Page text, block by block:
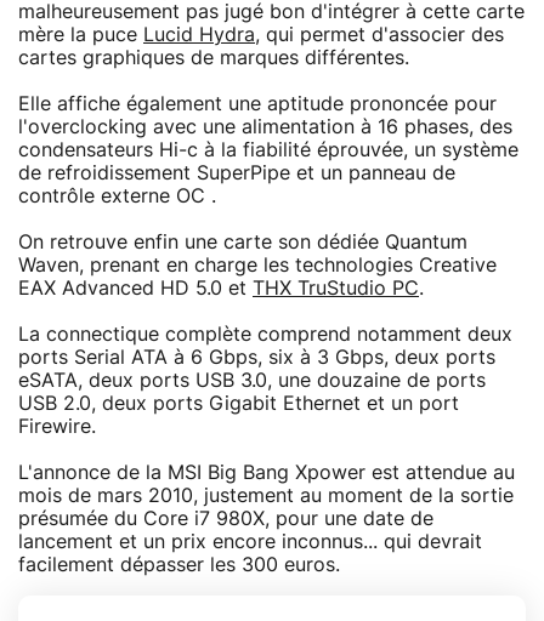
malheureusement pas jugé bon d'intégrer à cette carte
mère la puce Lucid Hydra, qui permet d'associer des
cartes graphiques de marques différentes.
Elle affiche également une aptitude prononcée pour
l'overclocking avec une alimentation à 16 phases, des
condensateurs Hi-c à la fiabilité éprouvée, un système
de refroidissement SuperPipe et un panneau de
contrôle externe OC .
On retrouve enfin une carte son dédiée Quantum
Waven, prenant en charge les technologies Creative
EAX Advanced HD 5.0 et THX TruStudio PC.
La connectique complète comprend notamment deux
ports Serial ATA à 6 Gbps, six à 3 Gbps, deux ports
eSATA, deux ports USB 3.0, une douzaine de ports
USB 2.0, deux ports Gigabit Ethernet et un port
Firewire.
L'annonce de la MSI Big Bang Xpower est attendue au
mois de mars 2010, justement au moment de la sortie
présumée du Core i7 980X, pour une date de
lancement et un prix encore inconnus... qui devrait
facilement dépasser les 300 euros.